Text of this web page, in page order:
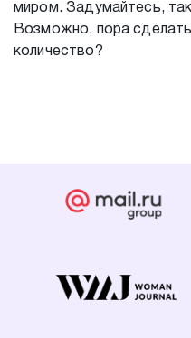
миром. Задумайтесь,
Возможно, пора сделать
количество?